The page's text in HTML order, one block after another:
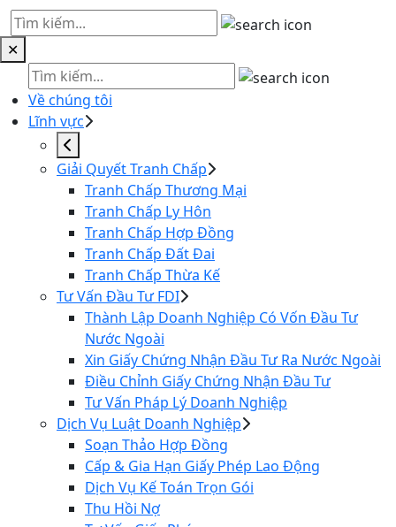
✕
Về chúng tôi
Lĩnh vực
Giải Quyết Tranh Chấp
Tranh Chấp Thương Mại
Tranh Chấp Ly Hôn
Tranh Chấp Hợp Đồng
Tranh Chấp Đất Đai
Tranh Chấp Thừa Kế
Tư Vấn Đầu Tư FDI
Thành Lập Doanh Nghiệp Có Vốn Đầu Tư
Nước Ngoài
Xin Giấy Chứng Nhận Đầu Tư Ra Nước Ngoài
Điều Chỉnh Giấy Chứng Nhận Đầu Tư
Tư Vấn Pháp Lý Doanh Nghiệp
Dịch Vụ Luật Doanh Nghiệp
Soạn Thảo Hợp Đồng
Cấp & Gia Hạn Giấy Phép Lao Động
Dịch Vụ Kế Toán Trọn Gói
Thu Hồi Nợ